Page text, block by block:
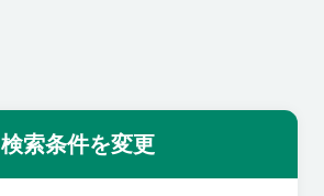
企業の担当者様
検索条件を変更